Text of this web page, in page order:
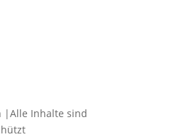
|Alle Inhalte sind